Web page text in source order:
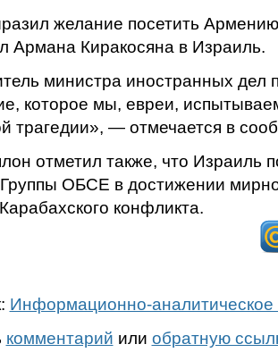
желание посетить
Армана Киракосяна в Израиль.
министра иностранных дел
которое мы, евреи,
трагедии», — отмечается в
отметил также, что Израиль
ОБСЕ в достижении
конфликта.
Информационно-аналитическое
комментарий или обратную